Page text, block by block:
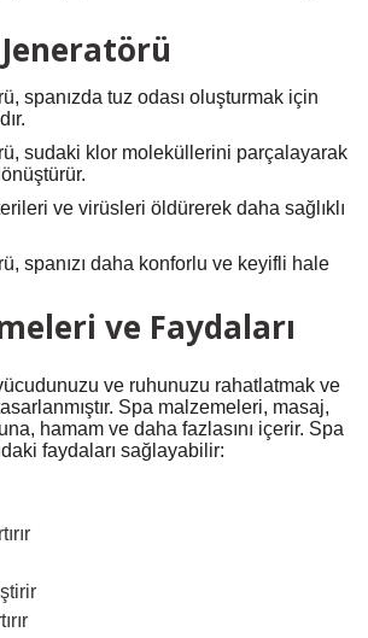
spanızda tuz odası oluşturmak için
sudaki klor moleküllerini parçalayarak
ve virüsleri öldürerek daha sağlıklı
spanızı daha konforlu ve keyifli hale
ve Faydaları
ve ruhunuzu rahatlatmak ve
Spa malzemeleri, masaj,
hamam ve daha fazlasını içerir. Spa
faydaları sağlayabilir: